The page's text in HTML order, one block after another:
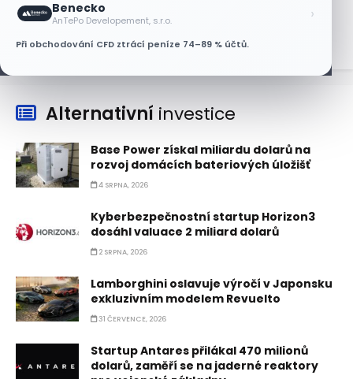
Benecko
AnTePo Developement, s.r.o. ›
Při obchodování CFD ztrácí peníze 74–89 % účtů.
7 SRPNA, 2026
Alternativní investice
Base Power získal miliardu dolarů na
rozvoj domácích bateriových úložišť
4 SRPNA, 2026
Kyberbezpečnostní startup Horizon3
dosáhl valuace 2 miliard dolarů
2 SRPNA, 2026
Lamborghini oslavuje výročí v Japonsku
exkluzivním modelem Revuelto
31 ČERVENCE, 2026
Startup Antares přilákal 470 milionů
dolarů, zaměří se na jaderné reaktory